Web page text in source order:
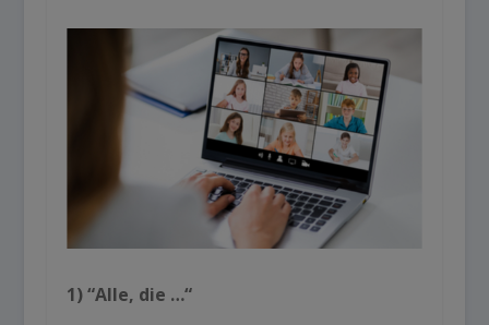
1) “Alle, die …“